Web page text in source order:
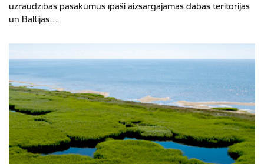
uzraudzības pasākumus īpaši aizsargājamās dabas teritorijās
un Baltijas…